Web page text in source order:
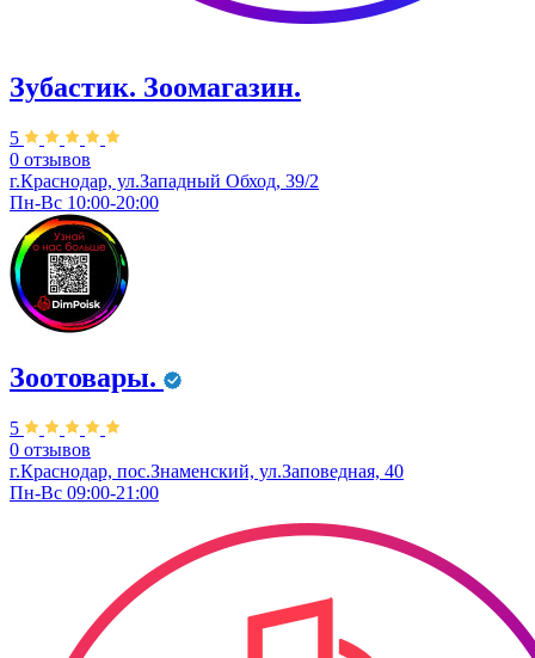
Зубастик. Зоомагазин.
5
0 отзывов
г.Краснодар, ул.Западный Обход, 39/2
Пн-Вс 10:00-20:00
Зоотовары.
5
0 отзывов
г.Краснодар, пос.Знаменский, ул.Заповедная, 40
Пн-Вс 09:00-21:00